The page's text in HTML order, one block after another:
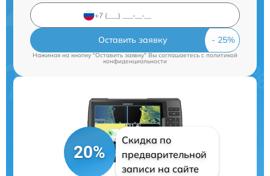
Оставить заявку
Нажимая на кнопку "Оставить заявку" Вы соглашаетесь cполитикой
конфиденциальности
20%
Скидка по
предварительной
записи на сайте